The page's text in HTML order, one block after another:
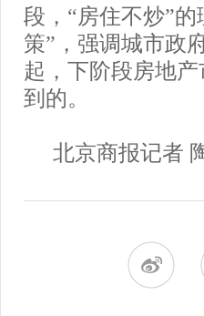
段，“房住不炒”
策”，强调城市政
起，下阶段房地
到的。
北京商报记者